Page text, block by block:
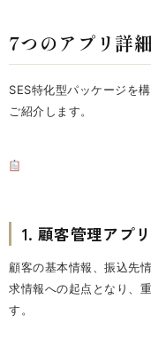
7つのアプリ詳
SES特化型パッケージを
ご紹介します。
1. 顧客管理アプリ
顧客の基本情報、振込先
求情報への起点となり、
す。